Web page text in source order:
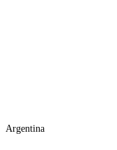
Argentina